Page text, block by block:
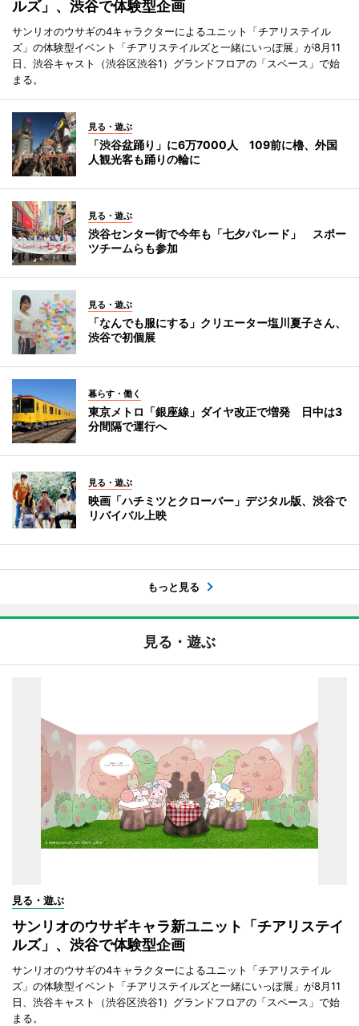
ルズ」、渋谷で体験型企画
サンリオのウサギの4キャラクターによるユニット「チアリステイル
ズ」の体験型イベント「チアリステイルズと一緒にいっぽ展」が8月11
日、渋谷キャスト（渋谷区渋谷1）グランドフロアの「スペース」で始
まる。
見る・遊ぶ
「渋谷盆踊り」に6万7000人 109前に櫓、外国
人観光客も踊りの輪に
見る・遊ぶ
渋谷センター街で今年も「七夕パレード」 スポー
ツチームらも参加
見る・遊ぶ
「なんでも服にする」クリエーター塩川夏子さん、
渋谷で初個展
暮らす・働く
東京メトロ「銀座線」ダイヤ改正で増発 日中は3
分間隔で運行へ
見る・遊ぶ
映画「ハチミツとクローバー」デジタル版、渋谷で
リバイバル上映
もっと見る
見る・遊ぶ
見る・遊ぶ
サンリオのウサギキャラ新ユニット「チアリステイ
ルズ」、渋谷で体験型企画
サンリオのウサギの4キャラクターによるユニット「チアリステイル
ズ」の体験型イベント「チアリステイルズと一緒にいっぽ展」が8月11
日、渋谷キャスト（渋谷区渋谷1）グランドフロアの「スペース」で始
まる。